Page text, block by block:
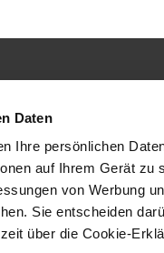
Daten
Ihre persönlichen
auf Ihrem Gerät zu
von Werbung
Sie entscheiden
über die Cookie-